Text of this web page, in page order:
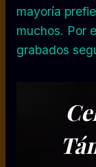
mayoría
muchos. Por
grabados